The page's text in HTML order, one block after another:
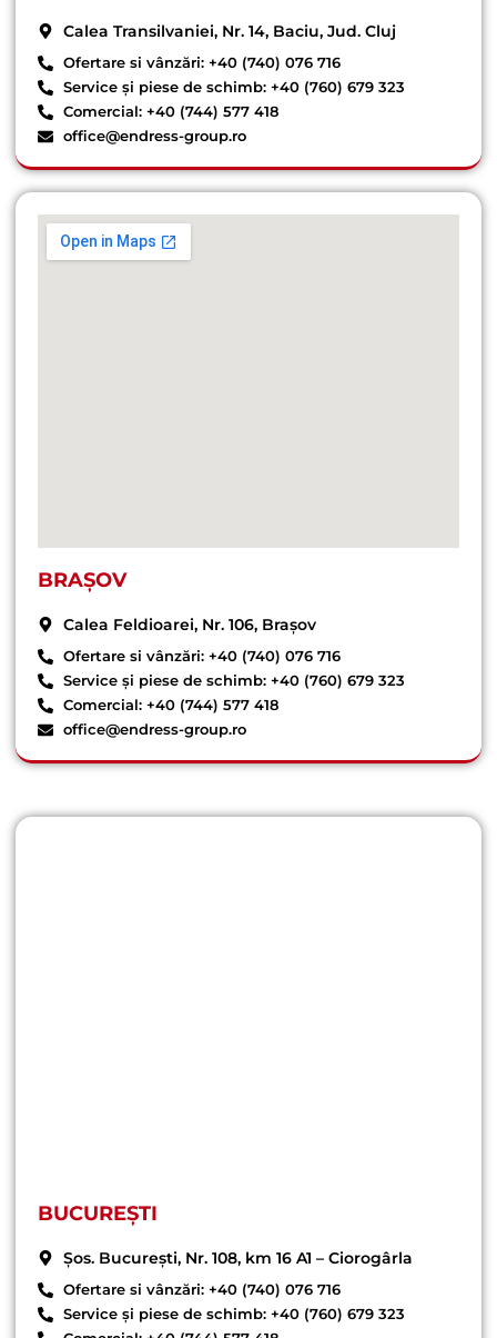
Calea Transilvaniei, Nr. 14, Baciu, Jud. Cluj
Ofertare si vânzări: +40 (740) 076 716
Service și piese de schimb: +40 (760) 679 323
Comercial: +40 (744) 577 418
office@endress-group.ro
BRAȘOV
Calea Feldioarei, Nr. 106, Brașov
Ofertare si vânzări: +40 (740) 076 716
Service și piese de schimb: +40 (760) 679 323
Comercial: +40 (744) 577 418
office@endress-group.ro
BUCUREȘTI
Șos. București, Nr. 108, km 16 A1 – Ciorogârla
Ofertare si vânzări: +40 (740) 076 716
Service și piese de schimb: +40 (760) 679 323